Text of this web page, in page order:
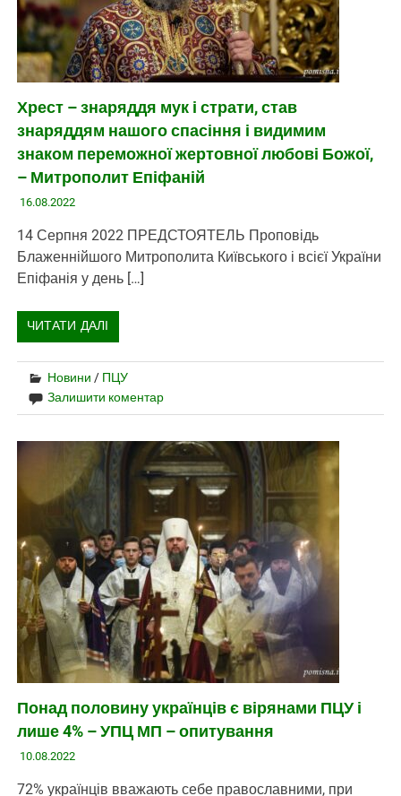
Хрест – знаряддя мук і страти, став
знаряддям нашого спасіння і видимим
знаком переможної жертовної любові Божої,
– Митрополит Епіфаній
16.08.2022
14 Серпня 2022 ПРЕДСТОЯТЕЛЬ Проповідь
Блаженнійшого Митрополита Київського і всієї України
Епіфанія у день […]
ЧИТАТИ ДАЛІ
Новини / ПЦУ
Залишити коментар
Понад половину українців є вірянами ПЦУ і
лише 4% – УПЦ МП – опитування
10.08.2022
72% українців вважають себе православними, при